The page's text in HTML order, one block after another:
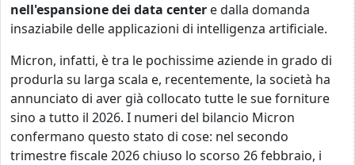
nell'espansione dei data center e dalla domanda
insaziabile delle applicazioni di intelligenza artificiale.
Micron, infatti, è tra le pochissime aziende in grado di
produrla su larga scala e, recentemente, la società ha
annunciato di aver già collocato tutte le sue forniture
sino a tutto il 2026. I numeri del bilancio Micron
confermano questo stato di cose: nel secondo
trimestre fiscale 2026 chiuso lo scorso 26 febbraio, i